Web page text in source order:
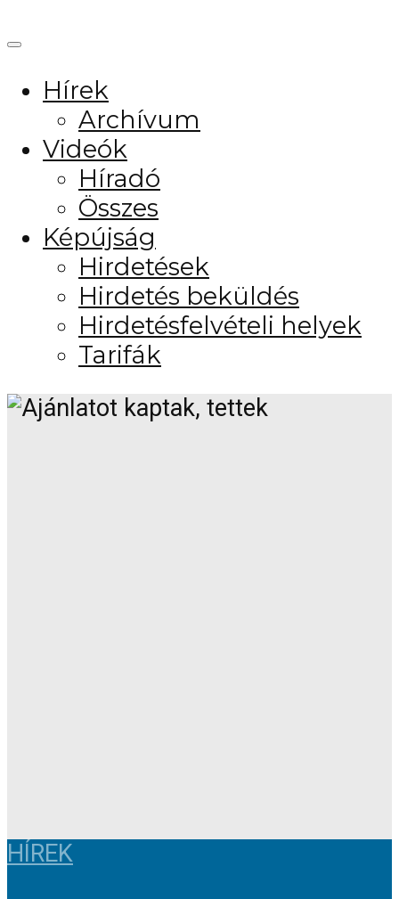
Hírek
Archívum
Videók
Híradó
Összes
Képújság
Hirdetések
Hirdetés beküldés
Hirdetésfelvételi helyek
Tarifák
HÍREK